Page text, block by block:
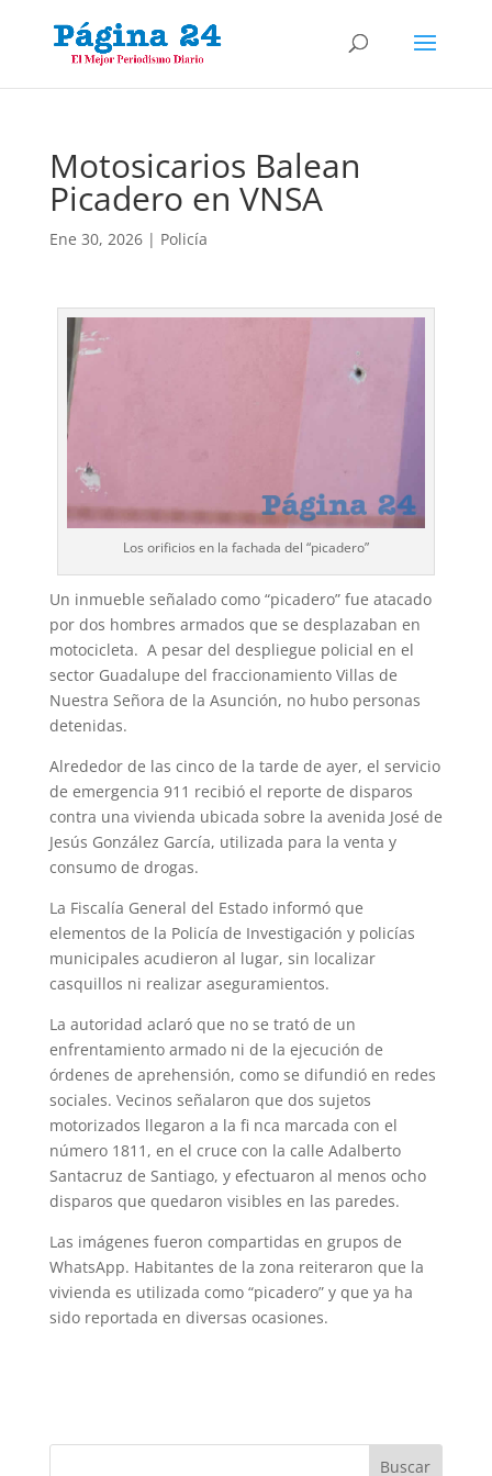
Motosicarios Balean
Picadero en VNSA
Ene 30, 2026| Policía
Los orificios en la fachada del “picadero”
Un inmueble señalado como “picadero” fue atacado
por dos hombres armados que se desplazaban en
motocicleta. A pesar del despliegue policial en el
sector Guadalupe del fraccionamiento Villas de
Nuestra Señora de la Asunción, no hubo personas
detenidas.
Alrededor de las cinco de la tarde de ayer, el servicio
de emergencia 911 recibió el reporte de disparos
contra una vivienda ubicada sobre la avenida José de
Jesús González García, utilizada para la venta y
consumo de drogas.
La Fiscalía General del Estado informó que
elementos de la Policía de Investigación y policías
municipales acudieron al lugar, sin localizar
casquillos ni realizar aseguramientos.
La autoridad aclaró que no se trató de un
enfrentamiento armado ni de la ejecución de
órdenes de aprehensión, como se difundió en redes
sociales. Vecinos señalaron que dos sujetos
motorizados llegaron a la fi nca marcada con el
número 1811, en el cruce con la calle Adalberto
Santacruz de Santiago, y efectuaron al menos ocho
disparos que quedaron visibles en las paredes.
Las imágenes fueron compartidas en grupos de
WhatsApp. Habitantes de la zona reiteraron que la
vivienda es utilizada como “picadero” y que ya ha
sido reportada en diversas ocasiones.
Buscar